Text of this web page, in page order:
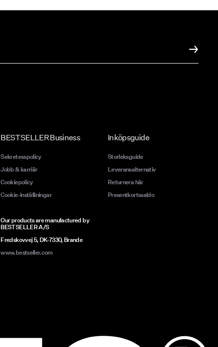
BESTSELLER Business
Sekretesspolicy
Jobb & karriär
Cookiepolicy
Cookie-inställiningar
Our products are manufactured by
BESTSELLER A/S
Fredskovvej 5, DK-7330, Brande
www.bestseller.com
Inköpsguide
Storleksguide
Leveransalternativ
Returnera här
Presentkortssaldo